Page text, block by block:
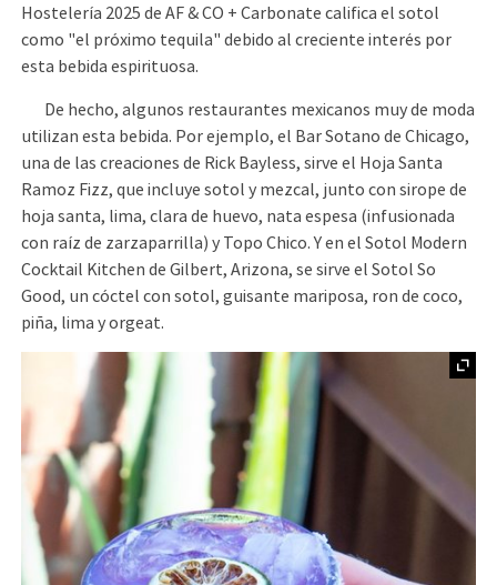
Hostelería 2025 de AF & CO + Carbonate califica el sotol
como "el próximo tequila" debido al creciente interés por
esta bebida espirituosa.
De hecho, algunos restaurantes mexicanos muy de moda
utilizan esta bebida. Por ejemplo, el Bar Sotano de Chicago,
una de las creaciones de Rick Bayless, sirve el Hoja Santa
Ramoz Fizz, que incluye sotol y mezcal, junto con sirope de
hoja santa, lima, clara de huevo, nata espesa (infusionada
con raíz de zarzaparrilla) y Topo Chico. Y en el Sotol Modern
Cocktail Kitchen de Gilbert, Arizona, se sirve el Sotol So
Good, un cóctel con sotol, guisante mariposa, ron de coco,
piña, lima y orgeat.